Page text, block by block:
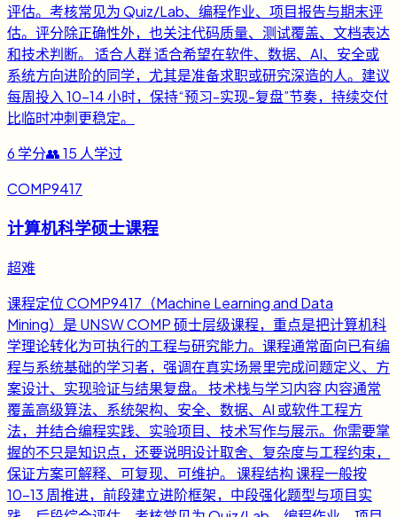
评估。考核常见为 Quiz/Lab、编程作业、项目报告与期末评
估。评分除正确性外，也关注代码质量、测试覆盖、文档表达
和技术判断。 适合人群 适合希望在软件、数据、AI、安全或
系统方向进阶的同学，尤其是准备求职或研究深造的人。建议
每周投入 10-14 小时，保持“预习-实现-复盘”节奏，持续交付
比临时冲刺更稳定。
6 学分👥15 人学过
COMP9417
计算机科学硕士课程
超难
课程定位 COMP9417（Machine Learning and Data
Mining）是 UNSW COMP 硕士层级课程，重点是把计算机科
学理论转化为可执行的工程与研究能力。课程通常面向已有编
程与系统基础的学习者，强调在真实场景里完成问题定义、方
案设计、实现验证与结果复盘。 技术栈与学习内容 内容通常
覆盖高级算法、系统架构、安全、数据、AI 或软件工程方
法，并结合编程实践、实验项目、技术写作与展示。你需要掌
握的不只是知识点，还要说明设计取舍、复杂度与工程约束，
保证方案可解释、可复现、可维护。 课程结构 课程一般按
10-13 周推进，前段建立进阶框架，中段强化题型与项目实